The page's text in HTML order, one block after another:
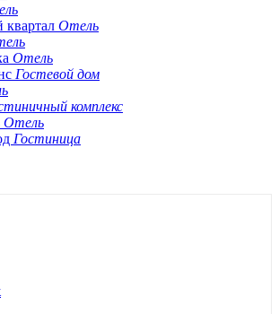
квартал Отель
Отель
Гостевой дом
комплекс
Отель
Гостиница